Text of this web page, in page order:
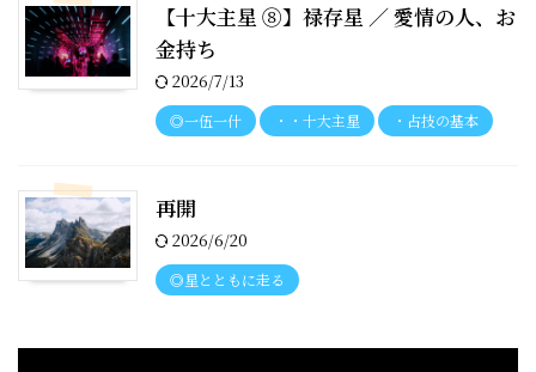
【十大主星 ⑧】禄存星 ／ 愛情の人、お
金持ち
2026/7/13
◎一伍一什 ・・十大主星 ・占技の基本
再開
2026/6/20
◎星とともに走る